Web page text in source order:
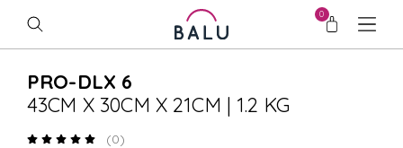
0
PRO-DLX 6
43CM X 30CM X 21CM | 1.2 KG
(0)